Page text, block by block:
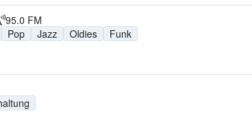
95.0 FM
Pop Jazz Oldies
Funk